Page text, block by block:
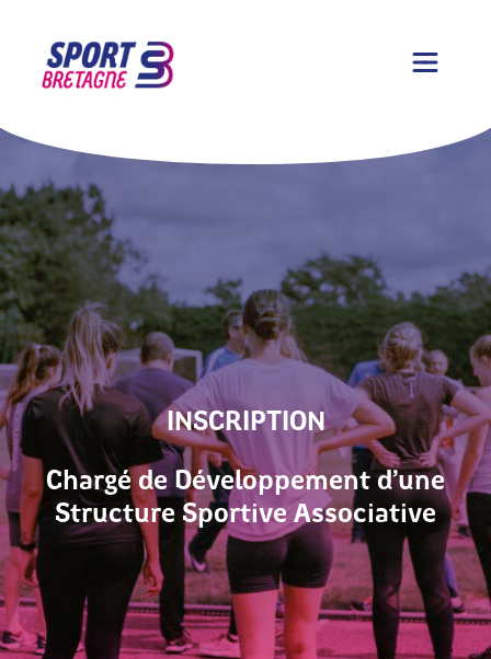
INSCRIPTION
Chargé de Développement d’une
Structure Sportive Associative